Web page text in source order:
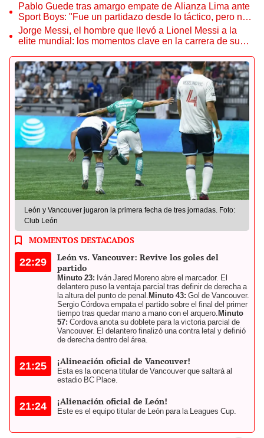
Pablo Guede tras amargo empate de Alianza Lima ante
Sport Boys: "Fue un partidazo desde lo táctico, pero no
jugamos bien"
Jorge Messi, el hombre que llevó a Lionel Messi a la
elite mundial: los momentos clave en la carrera de su
León y Vancouver jugaron la primera fecha de tres jornadas. Foto:
Club León
MOMENTOS DESTACADOS
22:29
León vs. Vancouver: Revive los goles del
partido
Minuto 23: Iván Jared Moreno abre el marcador. El
delantero puso la ventaja parcial tras definir de derecha a
la altura del punto de penal. Minuto 43: Gol de Vancouver.
Sergio Córdova empata el partido sobre el final del primer
tiempo tras quedar mano a mano con el arquero. Minuto
57: Cordova anota su doblete para la victoria parcial de
Vancouver. El delantero finalizó una contra letal y definió
de derecha dentro del área.
21:25 ¡Alineación oficial de Vancouver!
Esta es la oncena titular de Vancouver que saltará al
estadio BC Place.
21:24 ¡Alienación oficial de León!
Este es el equipo titular de León para la Leagues Cup.